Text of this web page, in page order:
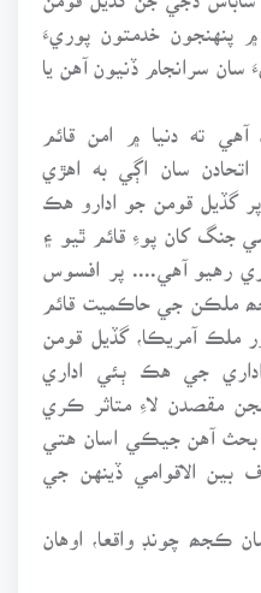
۾ پنهنجون خدمتون پوريءَ
سان سرانجام ڏنيون آهن يا
ته دنيا ۾ امن قائم
سان اڳي به اهڙي
پر گڏيل قومن جو ادارو هڪ
جنگ کان پوءِ قائم ٿيو ۽
رهيو آهي.... پر افسوس
ملڪن جي حاڪميت قائم
آمريڪا، گڏيل قومن
جي هڪ ٻئي اداري
مقصدن لاءِ متاثر ڪري
بحث آهن جيڪي اسان هتي
الاقوامي ڏينهن جي
ڪجھ چونڊ واقعا، اوهان